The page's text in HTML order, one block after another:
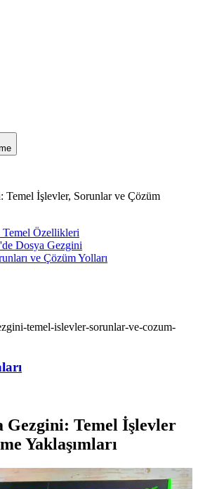
Temel İşlevler, Sorunlar ve Çözüm
Özellikleri
Dosya Gezgini
ve Çözüm Yolları
temel-islevler-sorunlar-ve-cozum-
Gezgini: Temel İşlevler
Yaklaşımları